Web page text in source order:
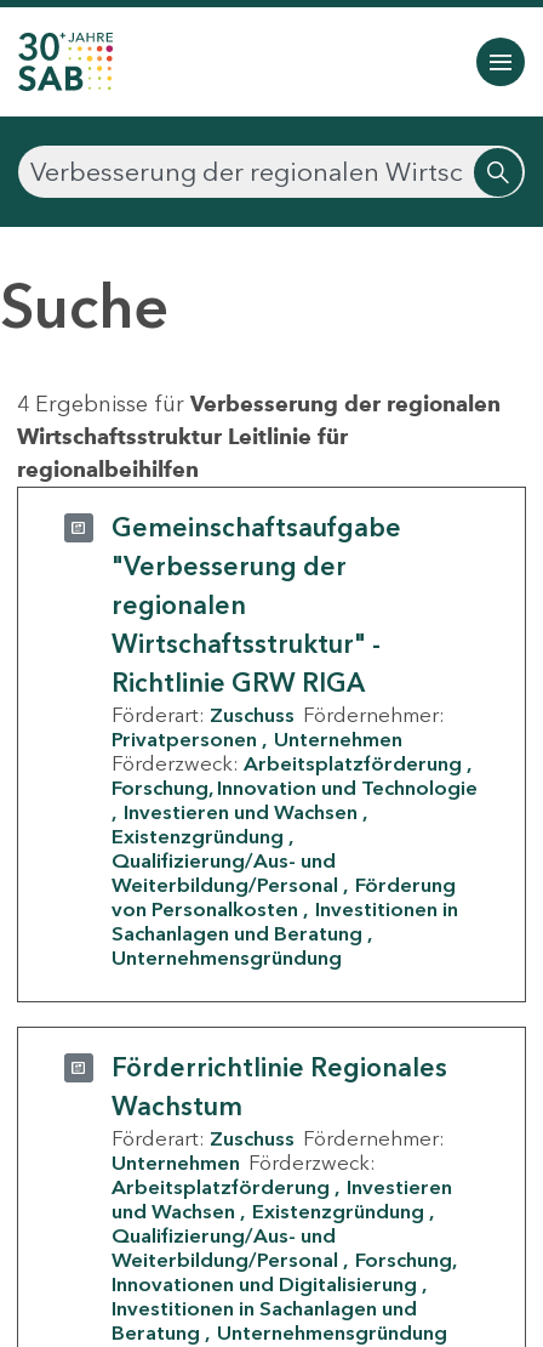
Suche
4 Ergebnisse für Verbesserung der regionalen
Wirtschaftsstruktur Leitlinie für
regionalbeihilfen
Gemeinschaftsaufgabe
"Verbesserung der
regionalen
Wirtschaftsstruktur" -
Richtlinie GRW RIGA
Förderart: Zuschuss Fördernehmer:
Privatpersonen
Unternehmen
Förderzweck: Arbeitsplatzförderung
Forschung, Innovation und Technologie
Investieren und Wachsen
Existenzgründung
Qualifizierung/Aus- und
Weiterbildung/Personal
Förderung
von Personalkosten
Investitionen in
Sachanlagen und Beratung
Unternehmensgründung
Förderrichtlinie Regionales
Wachstum
Förderart: Zuschuss Fördernehmer:
Unternehmen Förderzweck:
Arbeitsplatzförderung
Investieren
und Wachsen
Existenzgründung
Qualifizierung/Aus- und
Weiterbildung/Personal
Forschung,
Innovationen und Digitalisierung
Investitionen in Sachanlagen und
Beratung
Unternehmensgründung